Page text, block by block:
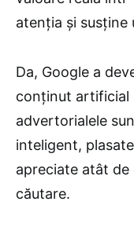
atenția și susține
Da, Google a
conținut artificial
advertorialele
inteligent,
apreciate atât
căutare.